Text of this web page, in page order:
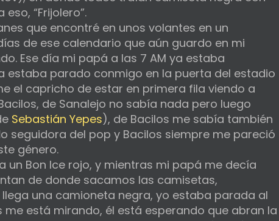
“Frijolero”.
que encontré en unos volantes en un
de ese calendario que aún guardo en mi
Ese día mi papá a las 7 AM ya estaba
estaba parado conmigo en la puerta del estadio
el capricho de estar en primera fila viendo a
de Sanalejo no sabía nada pero luego
Sebastián Yepes), de Bacilos me sabía también
seguidora del pop y Bacilos siempre me pareció
género.
un Bon Ice rojo, y mientras mi papá me decía
de donde sacamos las camisetas,
una camioneta negra, yo estaba parada al
está mirando, él está esperando que abran la